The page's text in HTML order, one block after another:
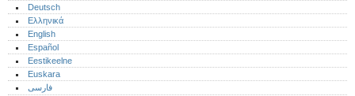
Deutsch
Ελληνικά
English
Español
Eestikeelne
Euskara
فارسی